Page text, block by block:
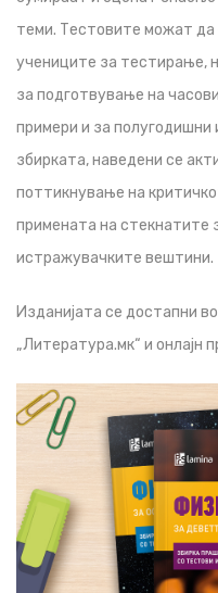
теми. Тестовите можат да
учениците за тестирање,
за подготвување на
примери и за полугодишни
збирката, наведени се
поттикнување на
примената на стекнатите
истражувачките вештини.
Изданијата се достапни
„Литература.мк“ и онлајн